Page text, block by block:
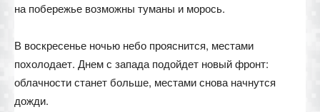
на побережье возможны туманы и морось.
В воскресенье ночью небо прояснится, местами
похолодает. Днем с запада подойдет новый фронт:
облачности станет больше, местами снова начнутся
дожди.